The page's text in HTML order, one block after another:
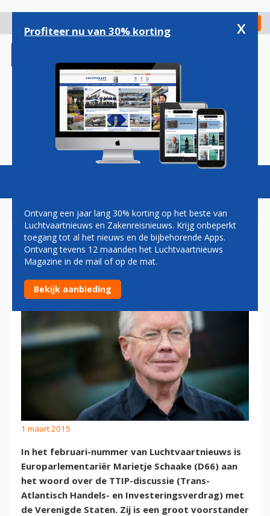
gaan
Check in
Magazine Podcasts Vacatures
PROF. DR. HUGO ROOS: TTIP;
UIT DE SCHADUW ERMEE!
1 maart 2015
In het februari-nummer van Luchtvaartnieuws is
Europarlementariër Marietje Schaake (D66) aan
het woord over de TTIP-discussie (Trans-
Atlantisch Handels- en Investeringsverdrag) met
de Verenigde Staten. Zij is een groot voorstander
Profiteer nu van 30% korting x
Ontvang een jaar lang 30% korting op het beste van
Luchtvaartnieuws en Zakenreisnieuws. Krijg onbeperkt
toegang tot al het nieuws en de bijbehorende Apps.
Ontvang tevens 12 maanden het Luchtvaartnieuws
Magazine in de mail of op de mat.
Bekijk aanbieding